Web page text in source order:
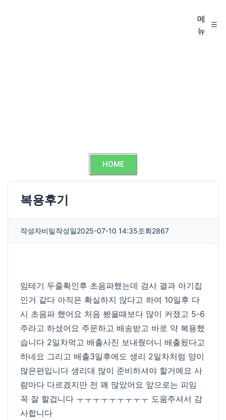
메
뉴
HOME
복용후기
작성자비밀작성일2025-07-10 14:35조회2867
임테기 두줄확인후 초음파했는데 검사 결과 아기집
인거 같다 아직은 확실하지 않다고 하여 10일후 다
시 초음파 했어요 처음 봤을때보다 많이 커졌고 5-6
주라고 하셨어요 주문하고 배송받고 바로 약 복용했
습니다 2일차먹고 배출사진 보내줬더니 배출됬다고
하네요 그리고 배출3일후에도 생리 2일차처럼 양이
많은편입니다 생리대 많이 준비하셔야 할거예요 사
람마다 다르겠지만 전 꽤 많았어요 앞으로는 피임
꼭 잘 할겁니다 ㅜㅜㅜㅜㅜㅜㅜㅜㅜ 도움주셔서 감
사합니다